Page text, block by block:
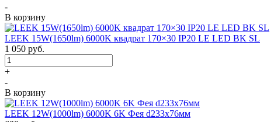
-
В корзину
LEEK 15W(1650lm) 6000K квадрат 170×30 IP20 LE LED BK SL
1 050 руб.
+
-
В корзину
LEEK 12W(1000lm) 6000K 6K Фея d233x76мм